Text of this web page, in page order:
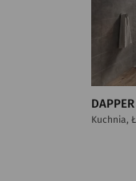
DAPPER
Kuchnia,